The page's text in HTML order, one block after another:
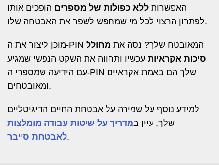
האפשרות ללא כפולות של מספרים הופכים אותו
לפתרון הרצוי לכל מי שמחפש לשפר את האבטחה שלו.
מוכן ליצור את ה-PIN המאובטח שלך? נסה את מחולל
סיכות אקראיות עכשיו ותחווה את השקט הנפשי שמגיע
עם הידיעה שמספרי ה-PIN שלך הם באמת אקראיים
ומאובטחים.
למידע נוסף על שמירה על אבטחת החיים הדיגיטליים
שלך, עיין במדריך על שיטות עבודה מומלצות
לאבטחת סייבר.